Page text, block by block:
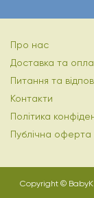
Про нас
Доставка та
Питання та
Контакти
Політика
Публічна оферта
Copyright ©